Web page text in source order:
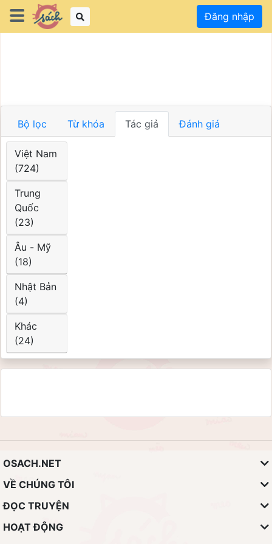
Đăng nhập
Bộ lọc Từ khóa Tác giả Đánh giá
Việt Nam
(724)
Trung
Quốc
(23)
Âu - Mỹ
(18)
Nhật Bản
(4)
Khác
(24)
OSACH.NET
VỀ CHÚNG TÔI
ĐỌC TRUYỆN
HOẠT ĐỘNG